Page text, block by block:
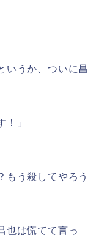
いうか、ついに昌
」
もう殺してやろう
也は慌てて言っ